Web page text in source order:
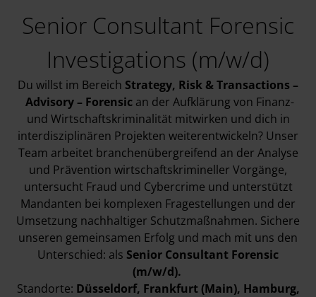
Senior Consultant Forensic
Investigations (m/w/d)
Du willst im Bereich Strategy, Risk & Transactions –
Advisory – Forensican der Aufklärung von Finanz-
und Wirtschaftskriminalität mitwirken und dich in
interdisziplinären Projekten weiterentwickeln? Unser
Team arbeitet branchenübergreifend an der Analyse
und Prävention wirtschaftskrimineller Vorgänge,
untersucht Fraud und Cybercrime und unterstützt
Mandanten bei komplexen Fragestellungen und der
Umsetzung nachhaltiger Schutzmaßnahmen. Sichere
unseren gemeinsamen Erfolg und mach mit uns den
Unterschied: als Senior Consultant Forensic
(m/w/d).
Standorte: Düsseldorf, Frankfurt (Main), Hamburg,